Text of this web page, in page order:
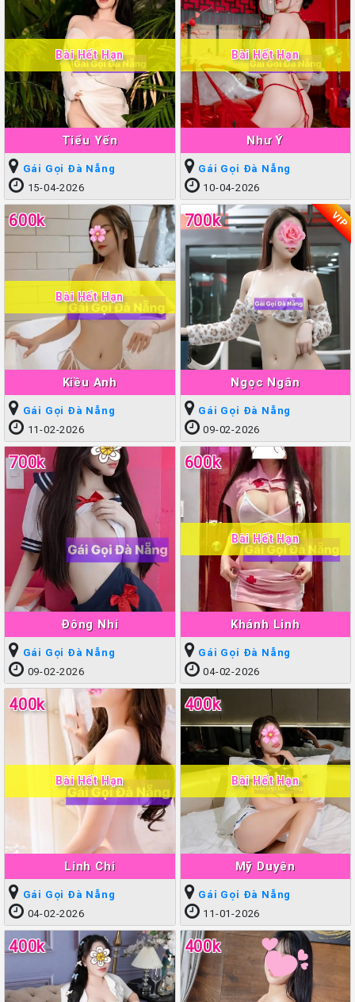
Tiểu Yến
Bài Hết Hạn
Gái Gọi Đà Nẵng
15-04-2026
Như Ý
Bài Hết Hạn
Gái Gọi Đà Nẵng
10-04-2026
Kiều Anh
600k
Bài Hết Hạn
Gái Gọi Đà Nẵng
11-02-2026
Ngọc Ngân
700k VIP
Gái Gọi Đà Nẵng
09-02-2026
Đông Nhi
700k
Gái Gọi Đà Nẵng
09-02-2026
Khánh Linh
600k
Bài Hết Hạn
Gái Gọi Đà Nẵng
04-02-2026
Linh Chi
400k
Bài Hết Hạn
Gái Gọi Đà Nẵng
04-02-2026
Mỹ Duyên
400k
Bài Hết Hạn
Gái Gọi Đà Nẵng
11-01-2026
400k 400k